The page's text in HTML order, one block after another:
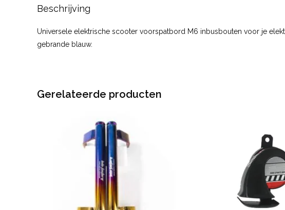
Beschrijving
Universele elektrische scooter voorspatbord M6 inbusbouten voor je
gebrande blauw.
Gerelateerde producten